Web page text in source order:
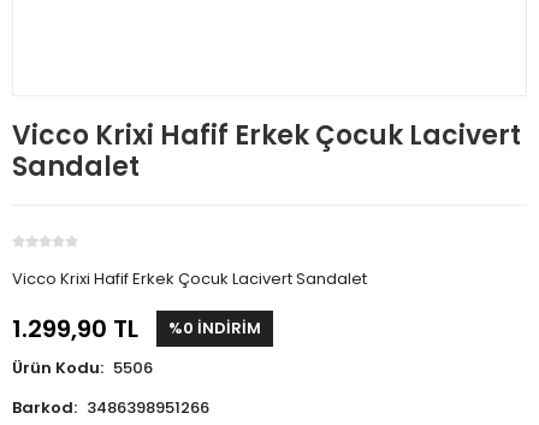
Vicco Krixi Hafif Erkek Çocuk Lacivert
Sandalet
Vicco Krixi Hafif Erkek Çocuk Lacivert Sandalet
1.299,90 TL
%0 İNDİRİM
Ürün Kodu: 5506
Barkod: 3486398951266